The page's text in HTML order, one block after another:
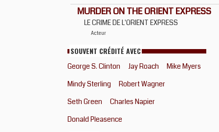
MURDER ON THE ORIENT EXPRESS
LE CRIME DE L'ORIENT EXPRESS
Acteur
SOUVENT CRÉDITÉ AVEC
George S. Clinton Jay Roach
Mike Myers
Mindy Sterling
Robert Wagner
Seth Green
Charles Napier
Donald Pleasence